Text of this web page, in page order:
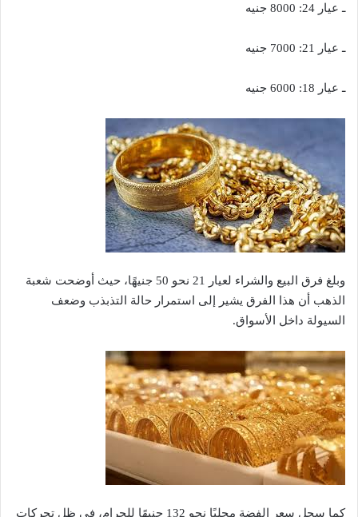
ـ عيار 24: 8000 جنيه
ـ عيار 21: 7000 جنيه
ـ عيار 18: 6000 جنيه
وبلغ فرق البيع والشراء لعيار 21 نحو 50 جنيهًا، حيث أوضحت شعبة
الذهب أن هذا الفرق يشير إلى استمرار حالة التذبذب وضعف
السيولة داخل الأسواق.
كما سجل سعر الفضة محليًا نحو 132 جنيهًا للجرام، في ظل تحركات